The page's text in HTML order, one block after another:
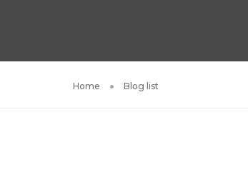
Home Blog list